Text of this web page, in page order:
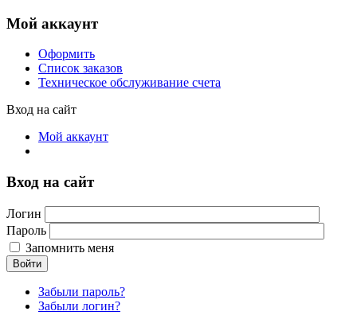
Мой аккаунт
Оформить
Список заказов
Техническое обслуживание счета
Вход на сайт
Мой аккаунт
Вход на сайт
Логин
Пароль
Запомнить меня
Войти
Забыли пароль?
Забыли логин?